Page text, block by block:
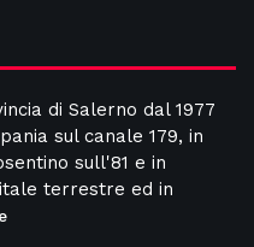
di Salerno dal 1977
sul canale 179, in
sull'81 e in
terrestre ed in